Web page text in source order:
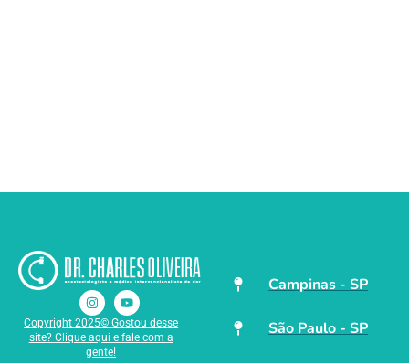
Copyright 2025© Gostou desse
site? Clique aqui e fale com a
gente!
Campinas - SP
São Paulo - SP